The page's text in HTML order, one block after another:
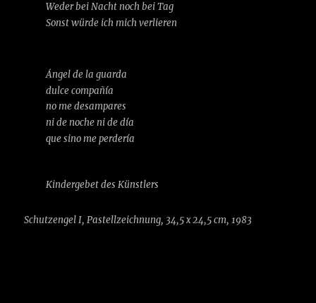
Weder bei Nacht noch bei Tag
Sonst würde ich mich verlieren
Ángel de la guarda
dulce compañía
no me desampares
ni de noche ni de día
que sino me perdería
Kindergebet des Künstlers
Schutzengel I, Pastellzeichnung, 34,5 x 24,5 cm, 1983